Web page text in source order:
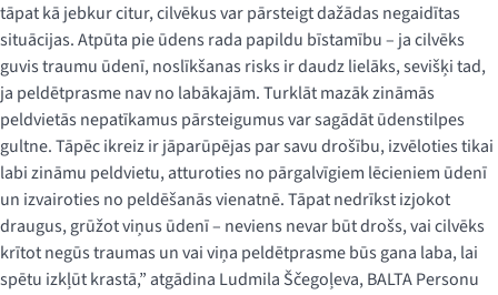
tāpat kā jebkur citur, cilvēkus var pārsteigt dažādas negaidītas
situācijas. Atpūta pie ūdens rada papildu bīstamību – ja cilvēks
guvis traumu ūdenī, noslīkšanas risks ir daudz lielāks, sevišķi tad,
ja peldētprasme nav no labākajām. Turklāt mazāk zināmās
peldvietās nepatīkamus pārsteigumus var sagādāt ūdenstilpes
gultne. Tāpēc ikreiz ir jāparūpējas par savu drošību, izvēloties tikai
labi zināmu peldvietu, atturoties no pārgalvīgiem lēcieniem ūdenī
un izvairoties no peldēšanās vienatnē. Tāpat nedrīkst izjokot
draugus, grūžot viņus ūdenī – neviens nevar būt drošs, vai cilvēks
krītot negūs traumas un vai viņa peldētprasme būs gana laba, lai
spētu izkļūt krastā,” atgādina Ludmila Ščegoļeva, BALTA Personu